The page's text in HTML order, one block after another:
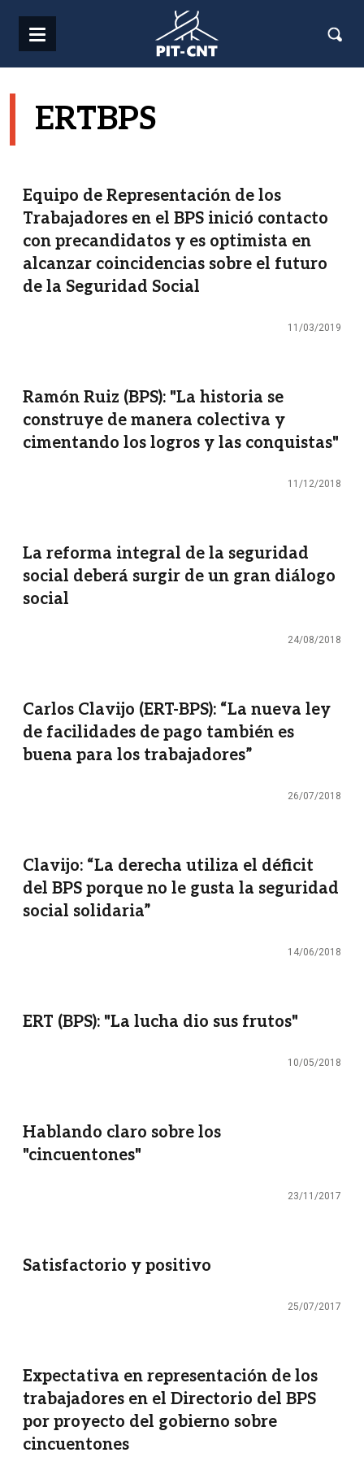
ERTBPS
Equipo de Representación de los
Trabajadores en el BPS inició contacto
con precandidatos y es optimista en
alcanzar coincidencias sobre el futuro
de la Seguridad Social
11/03/2019
Ramón Ruiz (BPS): "La historia se
construye de manera colectiva y
cimentando los logros y las conquistas"
11/12/2018
La reforma integral de la seguridad
social deberá surgir de un gran diálogo
social
24/08/2018
Carlos Clavijo (ERT-BPS): “La nueva ley
de facilidades de pago también es
buena para los trabajadores”
26/07/2018
Clavijo: “La derecha utiliza el déficit
del BPS porque no le gusta la seguridad
social solidaria”
14/06/2018
ERT (BPS): "La lucha dio sus frutos"
10/05/2018
Hablando claro sobre los
"cincuentones"
23/11/2017
Satisfactorio y positivo
25/07/2017
Expectativa en representación de los
trabajadores en el Directorio del BPS
por proyecto del gobierno sobre
cincuentones